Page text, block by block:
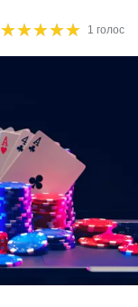
★★★★★
★★★★★ 1 голос